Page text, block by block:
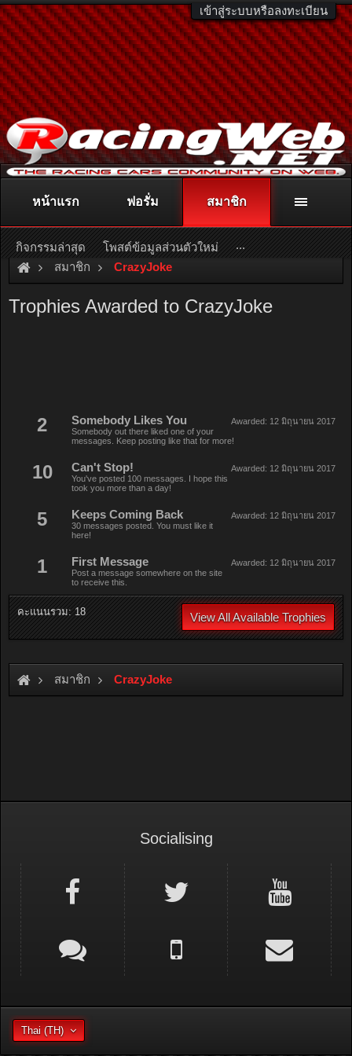
เข้าสู่ระบบหรือลงทะเบียน
ติดต่อลงโฆษณา racingweb@gmail.comหรือโทร. 081-811-1138
หรืออ่านรายละเอียดเพิ่มเติม คลิกที่นี่
สมาชิก CrazyJoke
Trophies Awarded to CrazyJoke
2 Awarded: 12 มิถุนายน 2017
Somebody Likes You
Somebody out there liked one of your
messages. Keep posting like that for more!
10 Awarded: 12 มิถุนายน 2017
Can't Stop!
You've posted 100 messages. I hope this
took you more than a day!
5 Awarded: 12 มิถุนายน 2017
Keeps Coming Back
30 messages posted. You must like it
here!
1 Awarded: 12 มิถุนายน 2017
First Message
Post a message somewhere on the site
to receive this.
คะแนนรวม: 18 View All Available Trophies
สมาชิก CrazyJoke
หน้าแรก ฟอรั่ม สมาชิก
กิจกรรมล่าสุด โพสต์ข้อมูลส่วนตัวใหม่ ...
Socialising
Thai (TH)